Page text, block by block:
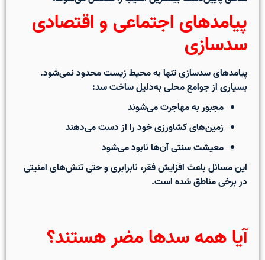
پیامدهای اجتماعی و اقتصادی
سدسازی
پیامدهای سدسازی تنها به محیط زیست محدود نمی‌شود.
بسیاری از جوامع محلی به‌دلیل ساخت سد:
مجبور به مهاجرت می‌شوند
زمین‌های کشاورزی خود را از دست می‌دهند
معیشت سنتی آن‌ها نابود می‌شود
این مسائل باعث افزایش فقر، نابرابری و حتی تنش‌های امنیتی
در برخی مناطق شده است.
آیا همه سدها مضر هستند؟